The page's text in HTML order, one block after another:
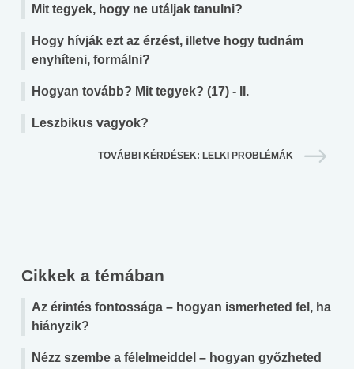
Mit tegyek, hogy ne utáljak tanulni?
Hogy hívják ezt az érzést, illetve hogy tudnám
enyhíteni, formálni?
Hogyan tovább? Mit tegyek? (17) - II.
Leszbikus vagyok?
TOVÁBBI KÉRDÉSEK: LELKI PROBLÉMÁK
Cikkek a témában
Az érintés fontossága – hogyan ismerheted fel, ha
hiányzik?
Nézz szembe a félelmeiddel – hogyan győzheted